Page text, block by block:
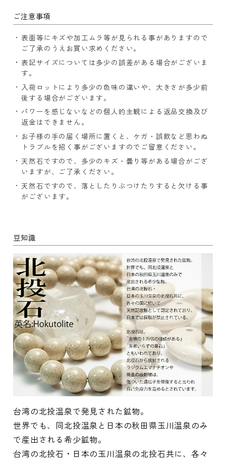
ご注意事項
表面等にキズや加工ムラ等が見られる事がありますので
ご了承のうえお買い求めください。
表記サイズについては多少の誤差がある場合がございま
す。
入荷ロットにより多少の色味の違いや、大きさが多少前
後する場合がございます。
パワーを感じないなどの個人的主観による返品交換及び
返金はできません。
お子様の手の届く場所に置くと、ケガ・誤飲など思わぬ
トラブルを招く事がございますのでご留意ください。
天然石ですので、多少のキズ・曇り等がある場合がござ
いますが、ご了承ください。
天然石ですので、落としたりぶつけたりすると欠ける事
がございます。
豆知識
台湾の北投温泉で発見された鉱物。
世界でも、同北投温泉と日本の秋田県玉川温泉のみ
で産出される希少鉱物。
台湾の北投石・日本の玉川温泉の北投石共に、各々